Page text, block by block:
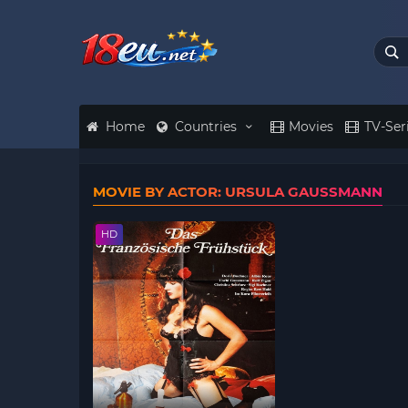
Home Countries Movies TV-
MOVIE BY ACTOR: URSULA GAUSSMANN
HD